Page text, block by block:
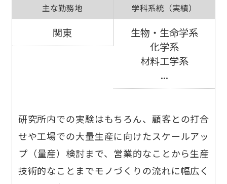
主な勤務地
関東
学科系統（実績）
生物・生命学系
化学系
材料工学系
...
研究所内での実験はもちろん、顧客との打合
せや工場での大量生産に向けたスケールアッ
プ（量産）検討まで、営業的なことから生産
技術的なことまでモノづくりの流れに幅広く